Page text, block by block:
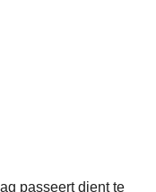
passeert dient te